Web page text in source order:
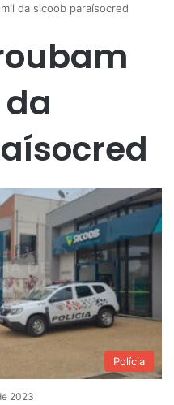
da sicoob paraísocred
Polícia
2023